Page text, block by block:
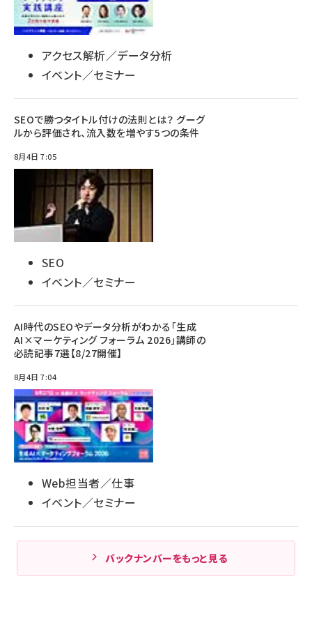
アクセス解析／データ分析
イベント／セミナー
SEOで勝つタイトル付けの法則とは？ グーグ
ルから評価され、流入数を増やす5つの条件
8月4日 7:05
SEO
イベント／セミナー
AI時代のSEOやデータ分析がわかる「生成
AI×マーケティング フォーラム 2026」講師の
必読記事7選【8/27開催】
8月4日 7:04
Web担当者／仕事
イベント／セミナー
バックナンバーをもっと見る